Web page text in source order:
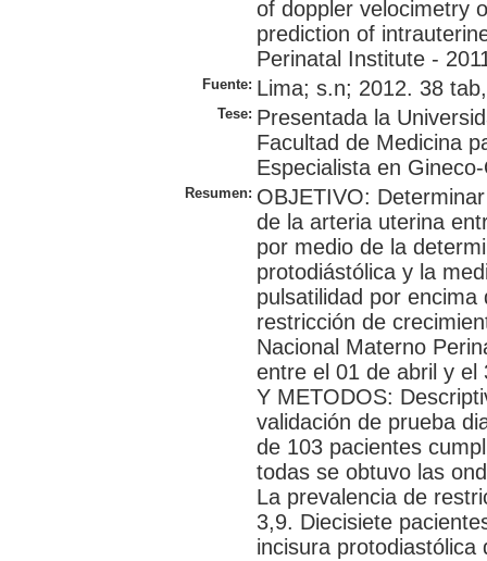
of doppler velocimetry
prediction of
Perinatal Institute -
Fuente: Lima; s.n; 2012. 38
Tese: Presentada la
Facultad de Medicina
Especialista en
Resumen: OBJETIVO:
de la arteria uterina
por medio de la
protodiástólica y la
pulsatilidad por
restricción de
Nacional Materno
entre el 01 de abril y el
Y METODOS:
validación de prueba
de 103 pacientes
todas se obtuvo las
La prevalencia de
3,9. Diecisiete
incisura